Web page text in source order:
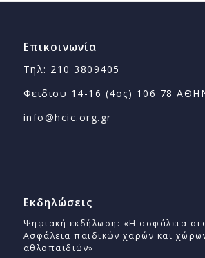
Επικοινωνία
Τηλ: 210 3809405
Φειδιου 14-16 (4ος) 106 78
info@hcic.org.gr
Εκδηλώσεις
Ψηφιακή εκδήλωση: «Η ασφάλεια
Ασφάλεια παιδικών χαρών και
αθλοπαιδιών»